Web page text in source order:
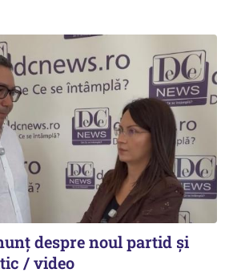
despre noul partid și
/ video